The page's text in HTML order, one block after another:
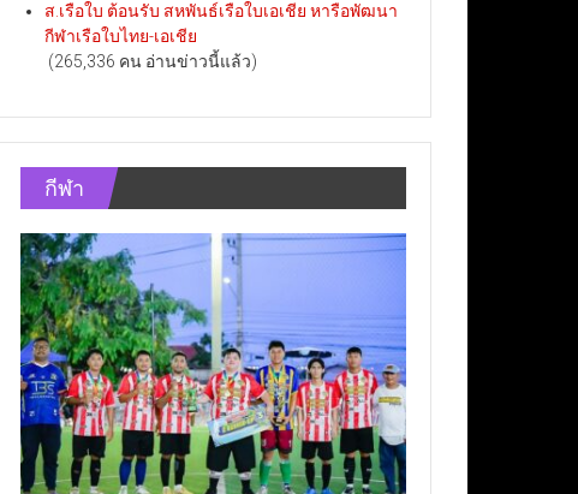
ส.เรือใบ ต้อนรับ สหพันธ์เรือใบเอเชีย หารือพัฒนา
กีฬาเรือใบไทย-เอเชีย
(265,336 คน อ่านข่าวนี้แล้ว)
กีฬา